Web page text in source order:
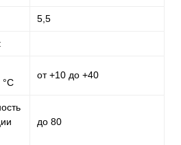
5,5
от +10 до +40
до 80